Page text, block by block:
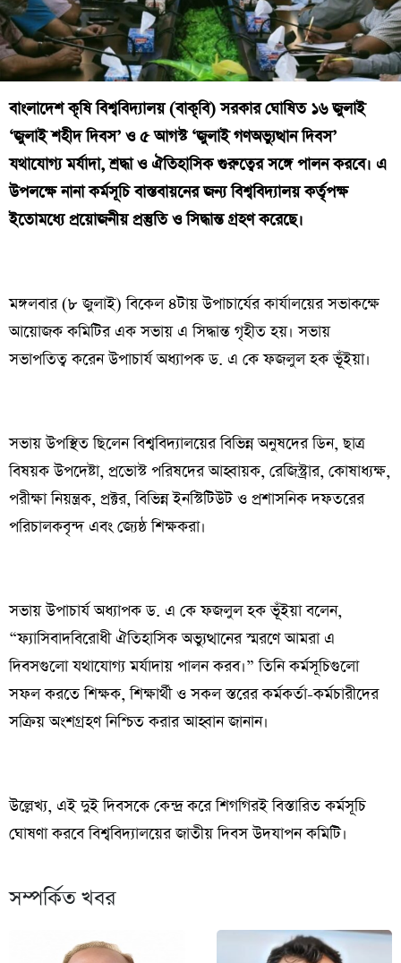
বাংলাদেশ কৃষি বিশ্ববিদ্যালয় (বাকৃবি) সরকার ঘোষিত ১৬ জুলাই
‘জুলাই শহীদ দিবস’ ও ৫ আগস্ট ‘জুলাই গণঅভ্যুত্থান দিবস’
যথাযোগ্য মর্যাদা, শ্রদ্ধা ও ঐতিহাসিক গুরুত্বের সঙ্গে পালন করবে। এ
উপলক্ষে নানা কর্মসূচি বাস্তবায়নের জন্য বিশ্ববিদ্যালয় কর্তৃপক্ষ
ইতোমধ্যে প্রয়োজনীয় প্রস্তুতি ও সিদ্ধান্ত গ্রহণ করেছে।
মঙ্গলবার (৮ জুলাই) বিকেল ৪টায় উপাচার্যের কার্যালয়ের সভাকক্ষে
আয়োজক কমিটির এক সভায় এ সিদ্ধান্ত গৃহীত হয়। সভায়
সভাপতিত্ব করেন উপাচার্য অধ্যাপক ড. এ কে ফজলুল হক ভূঁইয়া।
সভায় উপস্থিত ছিলেন বিশ্ববিদ্যালয়ের বিভিন্ন অনুষদের ডিন, ছাত্র
বিষয়ক উপদেষ্টা, প্রভোস্ট পরিষদের আহ্বায়ক, রেজিস্ট্রার, কোষাধ্যক্ষ,
পরীক্ষা নিয়ন্ত্রক, প্রক্টর, বিভিন্ন ইনস্টিটিউট ও প্রশাসনিক দফতরের
পরিচালকবৃন্দ এবং জ্যেষ্ঠ শিক্ষকরা।
সভায় উপাচার্য অধ্যাপক ড. এ কে ফজলুল হক ভূঁইয়া বলেন,
“ফ্যাসিবাদবিরোধী ঐতিহাসিক অভ্যুত্থানের স্মরণে আমরা এ
দিবসগুলো যথাযোগ্য মর্যাদায় পালন করব।” তিনি কর্মসূচিগুলো
সফল করতে শিক্ষক, শিক্ষার্থী ও সকল স্তরের কর্মকর্তা-কর্মচারীদের
সক্রিয় অংশগ্রহণ নিশ্চিত করার আহ্বান জানান।
উল্লেখ্য, এই দুই দিবসকে কেন্দ্র করে শিগগিরই বিস্তারিত কর্মসূচি
ঘোষণা করবে বিশ্ববিদ্যালয়ের জাতীয় দিবস উদযাপন কমিটি।
সম্পর্কিত খবর